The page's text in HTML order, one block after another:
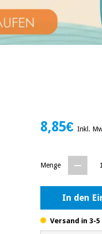
8,85€Inkl.
Menge
In den
Versand in 3-